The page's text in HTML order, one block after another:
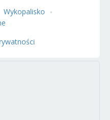
Wykopalisko